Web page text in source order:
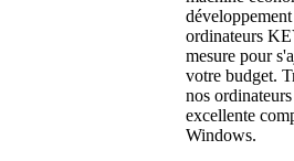
ordinateurs
mesure pour
votre budget.
nos
excellente
Windows.